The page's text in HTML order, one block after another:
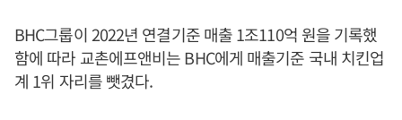
BHC그룹이 2022년 연결기준 매출 1조110억 원을 기록했
함에 따라 교촌에프앤비는 BHC에게 매출기준 국내 치킨업
계 1위 자리를 뺏겼다.